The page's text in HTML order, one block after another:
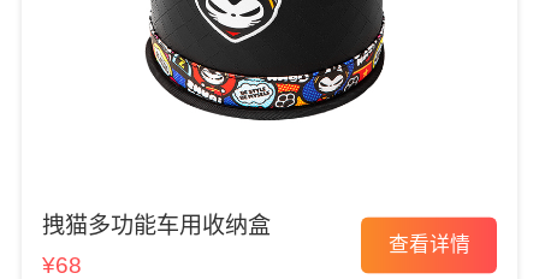
拽猫多功能车用收纳盒
¥68
查看详情